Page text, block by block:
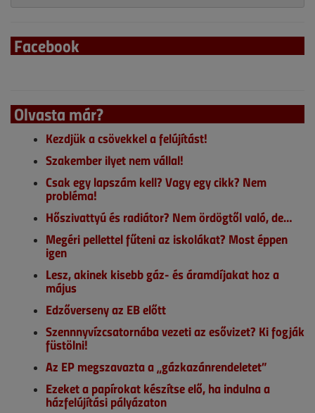
Facebook
Olvasta már?
Kezdjük a csövekkel a felújítást!
Szakember ilyet nem vállal!
Csak egy lapszám kell? Vagy egy cikk? Nem
probléma!
Hőszivattyú és radiátor? Nem ördögtől való, de…
Megéri pellettel fűteni az iskolákat? Most éppen
igen
Lesz, akinek kisebb gáz- és áramdíjakat hoz a
május
Edzőverseny az EB előtt
Szennnyvízcsatornába vezeti az esővizet? Ki fogják
füstölni!
Az EP megszavazta a „gázkazánrendeletet”
Ezeket a papírokat készítse elő, ha indulna a
házfelújítási pályázaton